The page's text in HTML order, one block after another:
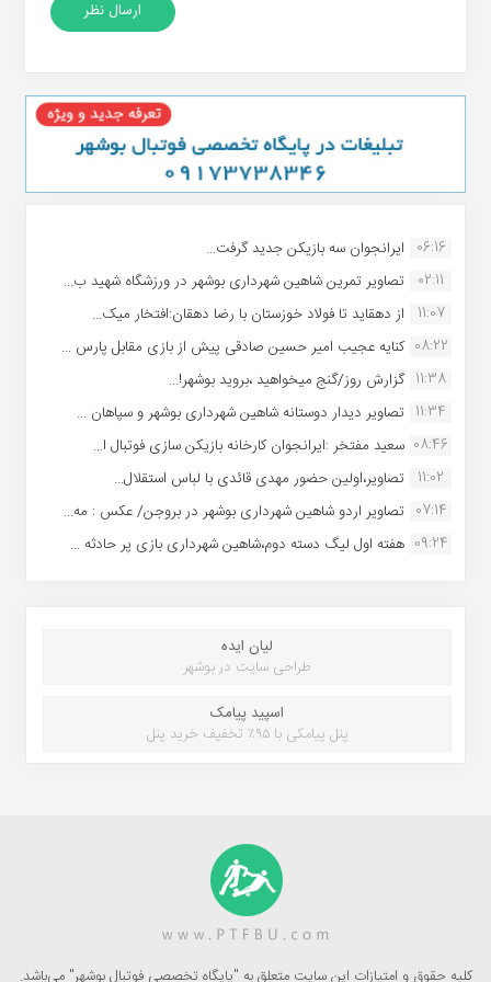
06:16 ایرانجوان سه بازیکن جدید گرفت...
02:11
تصاویر تمرین شاهین شهردارى بوشهر در ورزشگاه شهید ب...
11:07
از دهقاید تا فولاد خوزستان با رضا دهقان:افتخار میک...
08:22 کنایه عجیب امیر حسین صادقی پیش از بازی مقابل پارس ...
11:38 گزارش روز/گنج میخواهید ،بروید بوشهر!...
11:34 تصاویر دیدار دوستانه شاهین شهردارى بوشهر و سپاهان ...
08:46 سعید مفتخر :ایرانجوان کارخانه بازیکن سازی فوتبال ا...
11:02
تصاویر،اولین حضور مهدی قائدی با لباس استقلال...
07:14 تصاویر اردو شاهین شهرداری بوشهر در بروجن/ عکس : مه...
09:24 هفته اول لیگ دسته دوم،شاهین شهرداری بازی پر حادثه ...
لیان ایده
طراحی سایت در بوشهر
اسپید پیامک
پنل پیامکی با ۹۵٪ تخفیف خرید پنل
کلیه حقوق و امتیازات این سایت متعلق به "پایگاه تخصصی فوتبال بوشهر" می‌باشد.